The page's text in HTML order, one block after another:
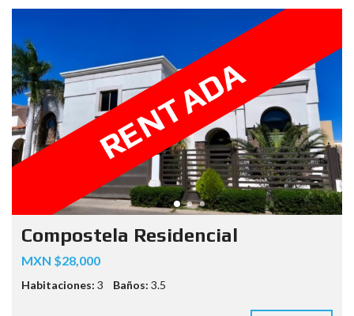
RENTADA
Compostela Residencial
MXN $28,000
Habitaciones: 3 Baños: 3.5